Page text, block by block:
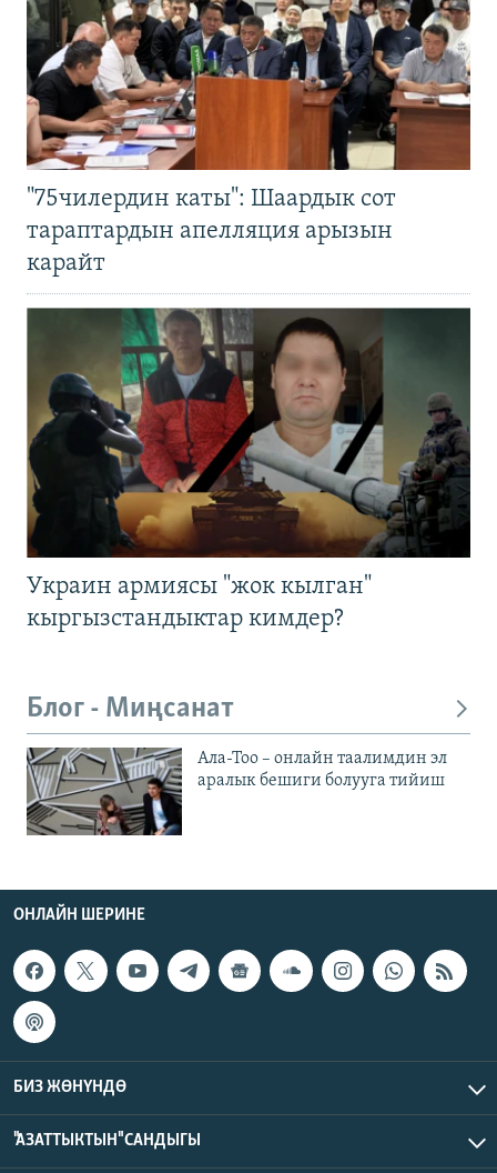
"75чилердин каты": Шаардык сот
тараптардын апелляция арызын
карайт
Украин армиясы "жок кылган"
кыргызстандыктар кимдер?
Блог - Миңсанат
Ала-Тоо – онлайн таалимдин эл
аралык бешиги болууга тийиш
ОНЛАЙН ШЕРИНЕ
БИЗ ЖӨНҮНДӨ
"АЗАТТЫКТЫН" САНДЫГЫ